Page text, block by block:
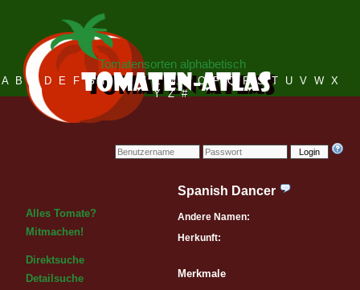
Login
Tomatensorten alphabetisch
A B C D E F G H I J K L M N O P Q R S T U V W X
Y Z #
Alles Tomate?
Mitmachen!
Direktsuche
Detailsuche
Spanish Dancer
Andere Namen:
Herkunft:
Merkmale